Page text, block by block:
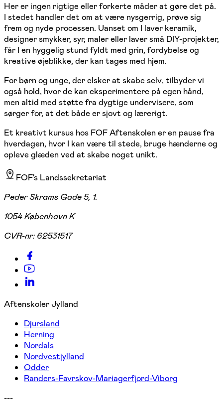
Her er ingen rigtige eller forkerte måder at gøre det på.
I stedet handler det om at være nysgerrig, prøve sig
frem og nyde processen. Uanset om I laver keramik,
designer smykker, syr, maler eller laver små DIY-projekter,
får I en hyggelig stund fyldt med grin, fordybelse og
kreative øjeblikke, der kan tages med hjem.
For børn og unge, der elsker at skabe selv, tilbyder vi
også hold, hvor de kan eksperimentere på egen hånd,
men altid med støtte fra dygtige undervisere, som
sørger for, at det både er sjovt og lærerigt.
Et kreativt kursus hos FOF Aftenskolen er en pause fra
hverdagen, hvor I kan være til stede, bruge hænderne og
opleve glæden ved at skabe noget unikt.
FOF's Landssekretariat
Peder Skrams Gade 5, 1.
1054 København K
CVR-nr: 62531517
Aftenskoler Jylland
Djursland
Herning
Nordals
Nordvestjylland
Odder
Randers-Favrskov-Mariagerfjord-Viborg
---